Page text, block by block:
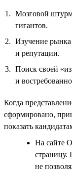
Мозговой
гигантов.
Изучение
и репутации.
Поиск своей
и
Когда
сформировано,
показать
На сайте
страницу.
не